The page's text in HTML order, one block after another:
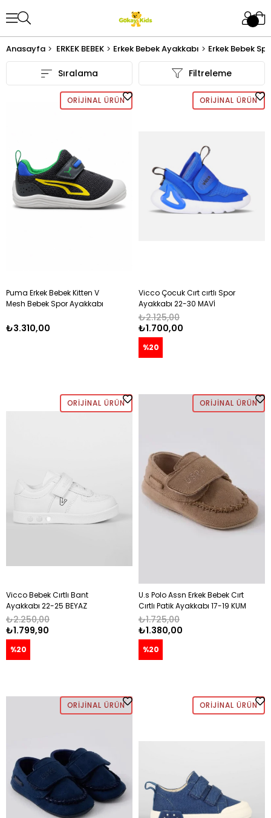
Anasayfa ERKEK BEBEK Erkek Bebek Ayakkabı Erkek Bebek
Filtreleme
Sıralama
ORIJINAL ÜRÜN
Puma Erkek Bebek Kitten V
Mesh Bebek Spor Ayakkabı
₺3.310,00
ORIJINAL ÜRÜN
Vicco Çocuk Cırt cırtlı Spor
Ayakkabı 22-30 MAVİ
₺1.700,00
₺2.125,00
%20
ORIJINAL ÜRÜN
Vicco Bebek Cırtlı Bant
Ayakkabı 22-25 BEYAZ
₺1.799,90
₺2.250,00
%20
ORIJINAL ÜRÜN
U.s Polo Assn Erkek Bebek Cırt
Cırtlı Patik Ayakkabı 17-19 KUM
₺1.380,00
₺1.725,00
%20
ORIJINAL ÜRÜN ORIJINAL ÜRÜN